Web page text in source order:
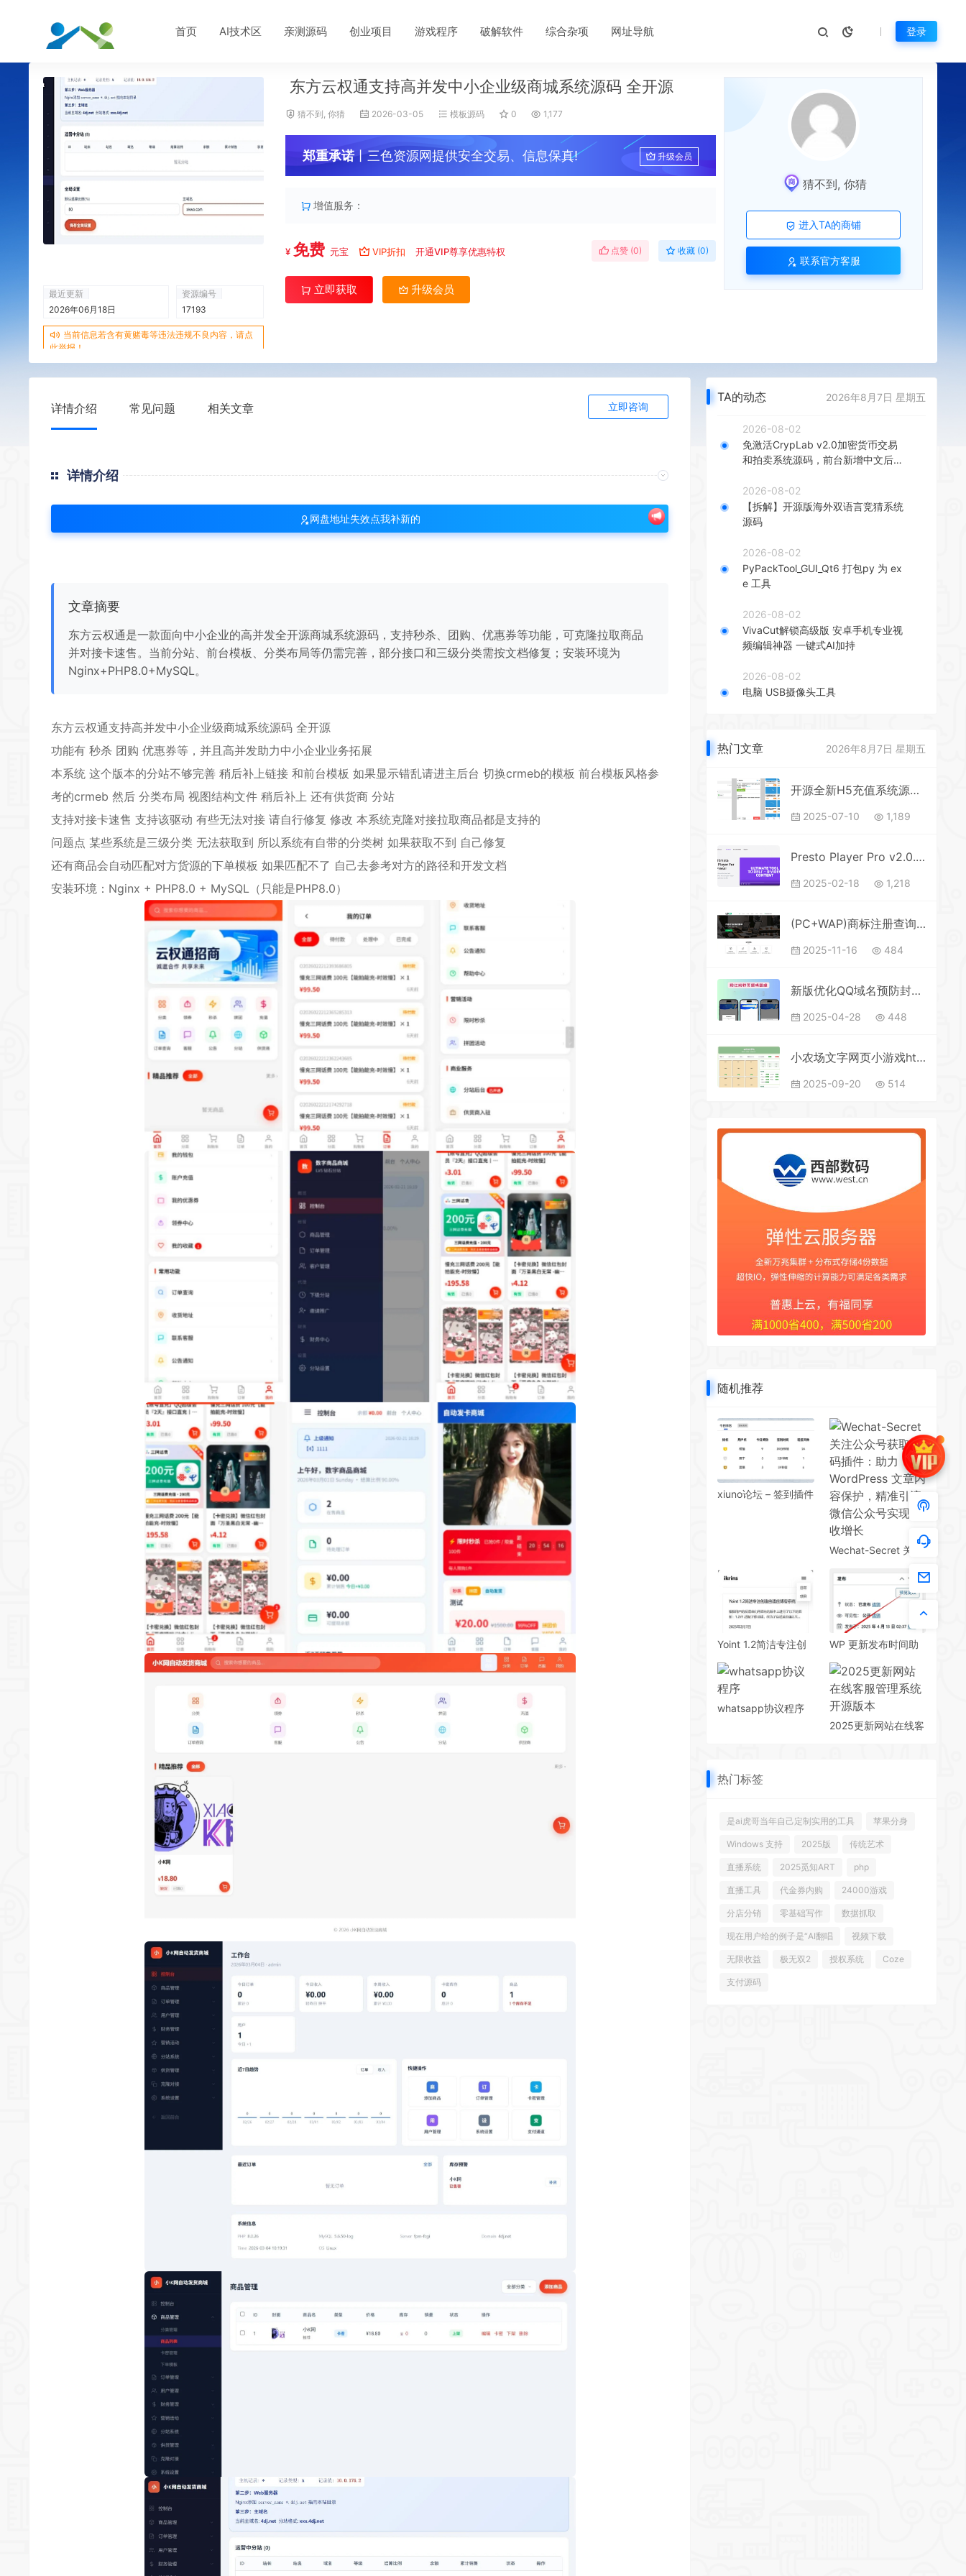
首页 AI技术区 亲测源码 创业项目 游戏程序 破解软件 综合杂项 网址导航 登录
最近更新
2026年06月18日
资源编号
17193
当前信息若含有黄赌毒等违法违规不良内容，请点
此举报！
东方云权通支持高并发中小企业级商城系统源码 全开源
猜不到, 你猜 2026-03-05 模板源码 0 1,177
郑重承诺丨三色资源网提供安全交易、信息保真! 升级会员
增值服务：
¥ 免费 元宝 VIP折扣 开通VIP尊享优惠特权 点赞 (0) 收藏 (0)
立即获取 升级会员
猜不到, 你猜
进入TA的商铺
联系官方客服
详情介绍 常见问题 相关文章 立即咨询
详情介绍
网盘地址失效点我补新的
文章摘要
东方云权通是一款面向中小企业的高并发全开源商城系统源码，支持秒杀、团购、优惠券等功能，可克隆拉取商品
并对接卡速售。当前分站、前台模板、分类布局等仍需完善，部分接口和三级分类需按文档修复；安装环境为
Nginx+PHP8.0+MySQL。
东方云权通支持高并发中小企业级商城系统源码 全开源
功能有 秒杀 团购 优惠券等，并且高并发助力中小企业业务拓展
本系统 这个版本的分站不够完善 稍后补上链接 和前台模板 如果显示错乱请进主后台 切换crmeb的模板 前台模板风格参
考的crmeb 然后 分类布局 视图结构文件 稍后补上 还有供货商 分站
支持对接卡速售 支持该驱动 有些无法对接 请自行修复 修改 本系统克隆对接拉取商品都是支持的
问题点 某些系统是三级分类 无法获取到 所以系统有自带的分类树 如果获取不到 自己修复
还有商品会自动匹配对方货源的下单模板 如果匹配不了 自己去参考对方的路径和开发文档
安装环境：Nginx + PHP8.0 + MySQL（只能是PHP8.0）
TA的动态 2026年8月7日 星期五
2026-08-02
免激活CrypLab v2.0加密货币交易
和拍卖系统源码，前台新增中文后台
2026-08-02
【拆解】开源版海外双语言竞猜系统
源码
2026-08-02
PyPackTool_GUI_Qt6 打包py 为 ex
e 工具
2026-08-02
VivaCut解锁高级版 安卓手机专业视
频编辑神器 一键式AI加持
2026-08-02
电脑 USB摄像头工具
热门文章 2026年8月7日 星期五
开源全新H5充值系统源码，自定义首页+充值页面，灵活对接上游渠道接口
2025-07-10 1,189
Presto Player Pro v2.0.7 – WordPress 的终极视频播放器(无限制版）
2025-02-18 1,218
(PC+WAP)商标注册查询网站模板 专利申请网站源码
2025-11-16 484
新版优化QQ域名预防封禁，微信域名，浏览器打开封禁域名
2025-04-28 448
小农场文字网页小游戏html版
2025-09-20 514
随机推荐
xiuno论坛 – 签到插件
Wechat-Secret 关注
件：助力 WordPress
文章内容保护，精准
引流微信公众号实现
营收增长
Yoint 1.2简洁专注创
WP 更新发布时间助
松掌控文章发布时效
whatsapp协议程序
2025更新网站在线客
热门标签
是ai虎哥当年自己定制实用的工具 苹果分身
Windows 支持 2025版 传统艺术
直播系统 2025觅知ART php
直播工具 代金券内购 24000游戏
分店分销 零基础写作 数据抓取
现在用户给的例子是“AI翻唱 视频下载
无限收益 极无双2 授权系统 Coze
支付源码